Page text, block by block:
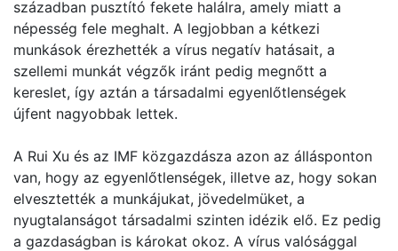
században pusztító fekete halálra, amely miatt a
népesség fele meghalt. A legjobban a kétkezi
munkások érezhették a vírus negatív hatásait, a
szellemi munkát végzők iránt pedig megnőtt a
kereslet, így aztán a társadalmi egyenlőtlenségek
újfent nagyobbak lettek.
A Rui Xu és az IMF közgazdásza azon az állásponton
van, hogy az egyenlőtlenségek, illetve az, hogy sokan
elvesztették a munkájukat, jövedelmüket, a
nyugtalanságot társadalmi szinten idézik elő. Ez pedig
a gazdaságban is károkat okoz. A vírus valósággal